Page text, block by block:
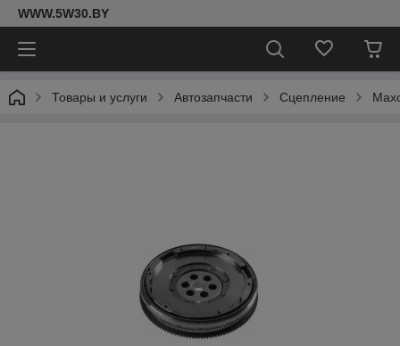
WWW.5W30.BY
Товары и услуги Автозапчасти Сцепление